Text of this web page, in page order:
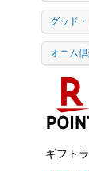
グッド
オニム
ギフト